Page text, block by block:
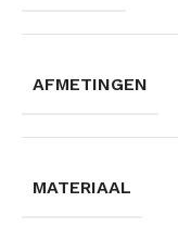
AFMETINGEN
MATERIAAL